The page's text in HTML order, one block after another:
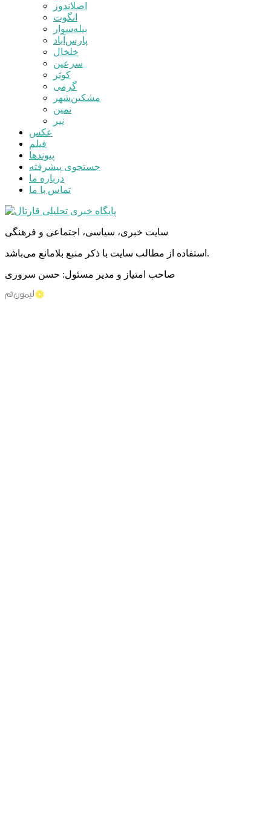
اصلاندوز
انگوت
بیله‌سوار
پارس‌آباد
خلخال
سرعین
کوثر
گرمی
مشکین‌شهر
نمین
نیر
عکس
فیلم
پیوندها
جستجوی پیشرفته
درباره ما
تماس با ما
سایت خبری، سیاسی، اجتماعی و فرهنگی
استفاده از مطالب سایت با ذکر منبع بلامانع می‌باشد.
صاحب امتیاز و مدیر مسئول: حسن سروری